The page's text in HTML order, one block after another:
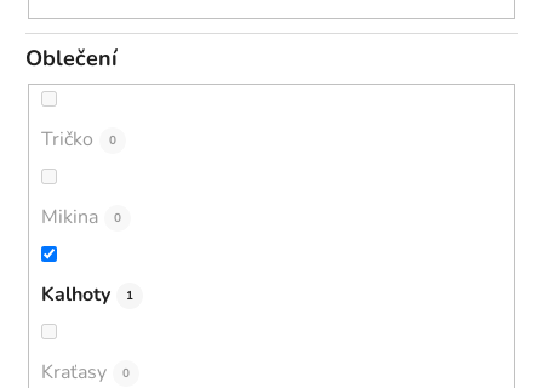
Oblečení
Tričko 0
Mikina 0
Kalhoty 1
Kraťasy 0